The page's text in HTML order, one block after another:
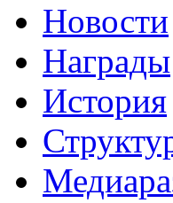
Новости
Награды
История